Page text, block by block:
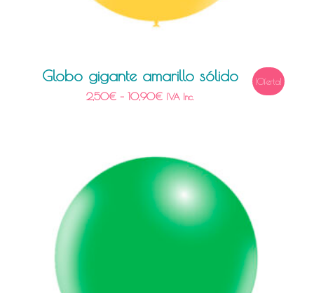
Globo gigante amarillo sólido
2,50€ –10,90€ IVA Inc.
¡Oferta!